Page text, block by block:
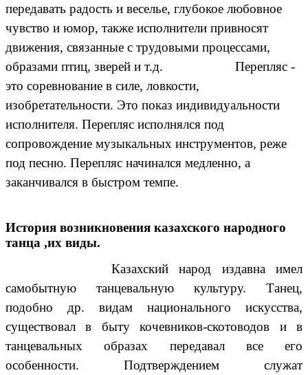
передавать радость и веселье, глубокое любовное
чувство и юмор, также исполнители привносят
движения, связанные с трудовыми процессами,
образами птиц, зверей и т.д. Перепляс -
это соревнование в силе, ловкости,
изобретательности. Это показ индивидуальности
исполнителя. Перепляс исполнялся под
сопровождение музыкальных инструментов, реже
под песню. Перепляс начинался медленно, а
заканчивался в быстром темпе.
История возникновения казахского народного
танца ,их виды.
Казахский народ издавна имел
самобытную танцевальную культуру. Танец,
подобно др. видам национального искусства,
существовал в быту кочевников-скотоводов и в
танцевальных образах передавал все его
особенности. Подтверждением служат